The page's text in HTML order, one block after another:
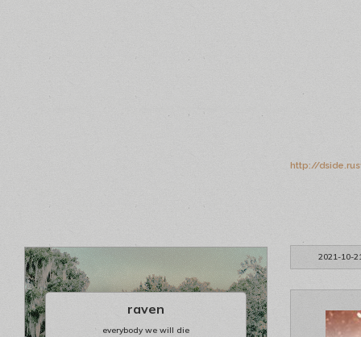
http://
2021-10-
raven
everybody we will die